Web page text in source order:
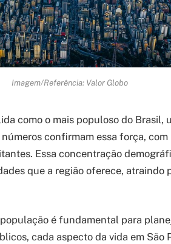
Imagem/Referência: Valor Globo
como o mais populoso do Brasil,
confirmam essa força,
Essa concentração
que a região oferece, atraindo
é fundamental para
cada aspecto da vida em São